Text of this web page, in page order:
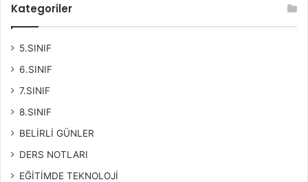
Kategoriler
5.SINIF
6.SINIF
7.SINIF
8.SINIF
BELİRLİ GÜNLER
DERS NOTLARI
EĞİTİMDE TEKNOLOJİ